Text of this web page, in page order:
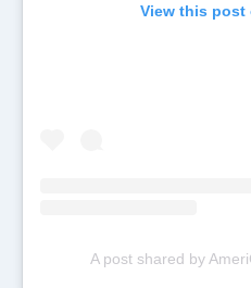
View this post
A post shared by